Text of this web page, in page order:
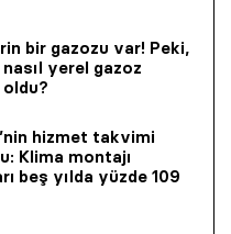
bir gazozu var! Peki,
yerel gazoz
hizmet takvimi
Klima montajı
beş yılda yüzde 109